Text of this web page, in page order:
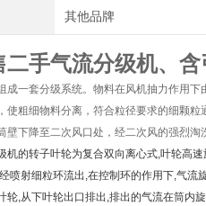
其他品牌
二手气流分级机、
成一套分级系统。物料在风机抽力作用
使粗细物料分离，符合粒径要求的细颗
壁下降至二次风口处，经二次风的强烈淘
机的转子叶轮为复合双向离心式,叶轮高
喷射细粒环流出,在控制环的作用下,气流
轮,从下叶轮出口排出,排出的气流在筒内